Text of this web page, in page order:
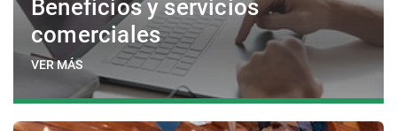
Beneficios y servicios
comerciales
VER MÁS